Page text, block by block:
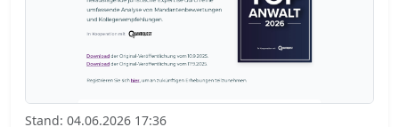
Stand: 04.06.2026 17:36